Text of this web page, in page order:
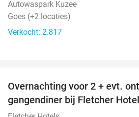
Autowaspark Kuzee
Goes (+2 locaties)
Verkocht: 2.817
Overnachting voor 2 + evt.
gangendiner bij Fletcher